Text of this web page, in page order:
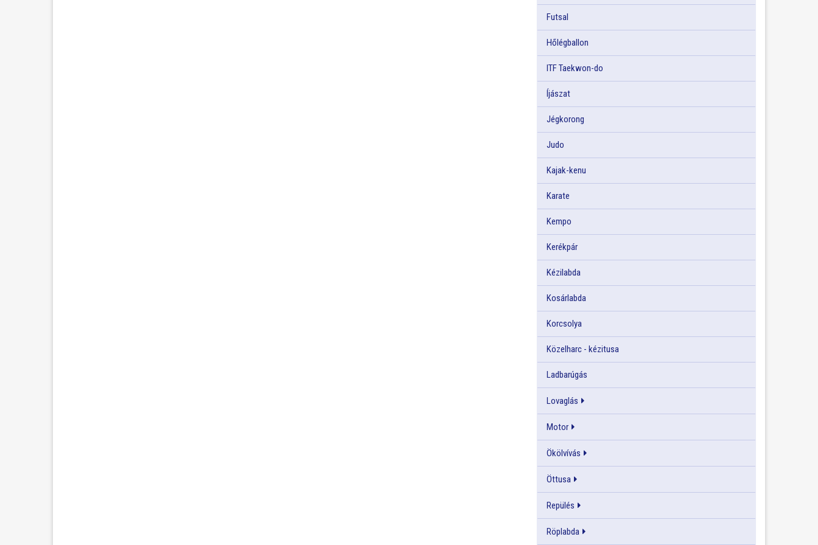
Futsal
Hőlégballon
ITF Taekwon-do
Íjászat
Jégkorong
Judo
Kajak-kenu
Karate
Kempo
Kerékpár
Kézilabda
Kosárlabda
Korcsolya
Közelharc - kézitusa
Ladbarúgás
Lovaglás
Motor
Ökölvívás
Öttusa
Repülés
Röplabda